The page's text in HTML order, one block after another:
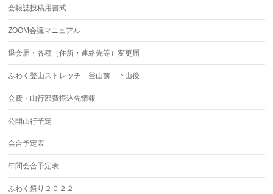
会報誌投稿用書式
ZOOM会議マニュアル
退会届・各種（住所・連絡先等）変更届
ふわく登山ストレッチ 登山前 下山後
会費・山行部費振込先情報
公開山行予定
会合予定表
年間会合予定表
ふわく祭り２０２２